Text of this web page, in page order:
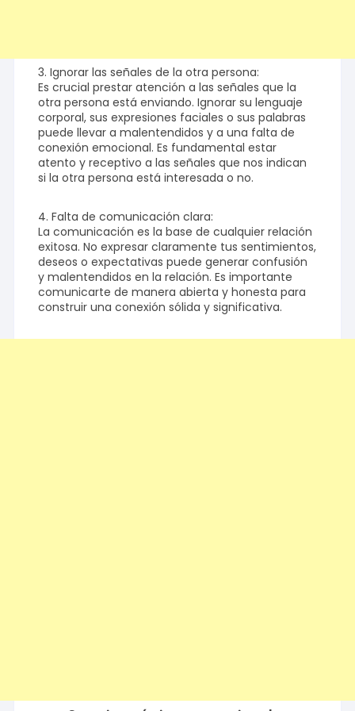
3. Ignorar las señales de la otra persona:
Es crucial prestar atención a las señales que la
otra persona está enviando. Ignorar su lenguaje
corporal, sus expresiones faciales o sus palabras
puede llevar a malentendidos y a una falta de
conexión emocional. Es fundamental estar
atento y receptivo a las señales que nos indican
si la otra persona está interesada o no.
4. Falta de comunicación clara:
La comunicación es la base de cualquier relación
exitosa. No expresar claramente tus sentimientos,
deseos o expectativas puede generar confusión
y malentendidos en la relación. Es importante
comunicarte de manera abierta y honesta para
construir una conexión sólida y significativa.